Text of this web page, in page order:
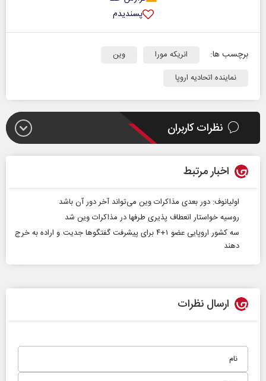
پسندیدم
برچسب ها: انریکه مورا
وین
نماینده اتحادیه اروپا
نظرات کاربران
اخبار مرتبط
اولیانوف: دور بعدی مذاکرات وین می‌تواند آخر دور آن باشد
روسیه خواستار انعطاف پذیری طرفها در مذاکرات وین شد
سه کشور اروپایی عضو ۱+۴ برای پیشرفت گفتگوها جدیت و اراده به خرج
دهند
ارسال نظرات